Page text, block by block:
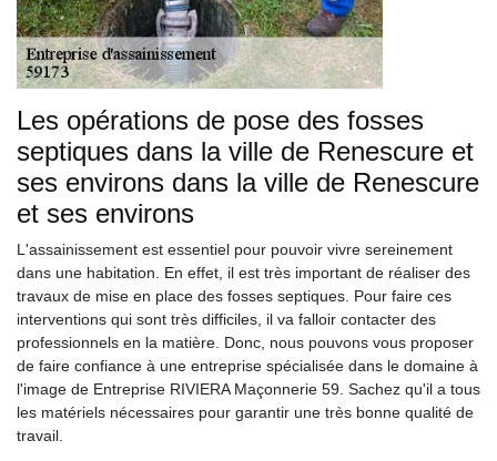
Les opérations de pose des fosses
septiques dans la ville de Renescure et
ses environs dans la ville de Renescure
et ses environs
L'assainissement est essentiel pour pouvoir vivre sereinement
dans une habitation. En effet, il est très important de réaliser des
travaux de mise en place des fosses septiques. Pour faire ces
interventions qui sont très difficiles, il va falloir contacter des
professionnels en la matière. Donc, nous pouvons vous proposer
de faire confiance à une entreprise spécialisée dans le domaine à
l'image de Entreprise RIVIERA Maçonnerie 59. Sachez qu'il a tous
les matériels nécessaires pour garantir une très bonne qualité de
travail.